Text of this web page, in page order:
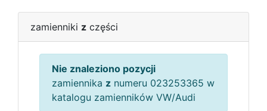
zamienniki z części
Nie znaleziono pozycji
zamiennika z numeru 023253365 w
katalogu zamienników VW/Audi